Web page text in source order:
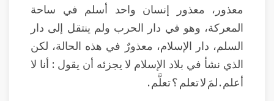
معذور، معذور إنسان واحد أسلم في ساحة
المعركة، وهو في دار الحرب ولم ينتقل إلى دار
السلم، دار الإسلام، معذورٌ في هذه الحالة، لكن
الذي نشأ في بلاد الإسلام لا يجزئه أن يقول : أنا لا
أعلم . لمَ لا تعلم ؟ تعلَّم .